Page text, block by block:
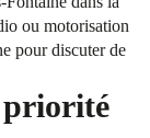
ou motorisation
pour discuter de